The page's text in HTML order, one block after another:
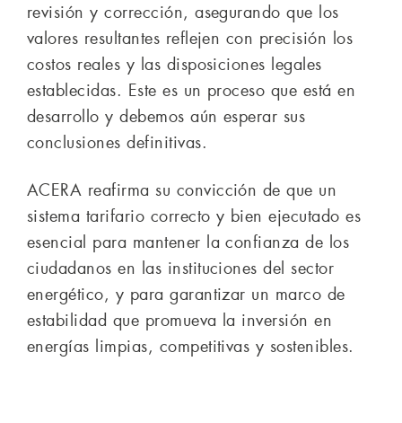
revisión y corrección, asegurando que los
valores resultantes reflejen con precisión los
costos reales y las disposiciones legales
establecidas. Este es un proceso que está en
desarrollo y debemos aún esperar sus
conclusiones definitivas.
ACERA reafirma su convicción de que un
sistema tarifario correcto y bien ejecutado es
esencial para mantener la confianza de los
ciudadanos en las instituciones del sector
energético, y para garantizar un marco de
estabilidad que promueva la inversión en
energías limpias, competitivas y sostenibles.